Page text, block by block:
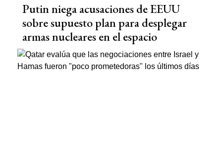
Putin niega acusaciones de EEUU
sobre supuesto plan para desplegar
armas nucleares en el espacio